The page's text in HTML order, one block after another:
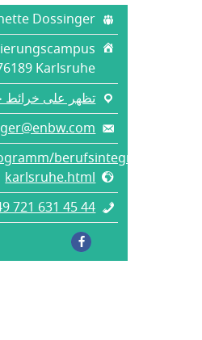
Dossinger
Karlsruhe
تظهر على
karlsruhe.html
721 631 45 44